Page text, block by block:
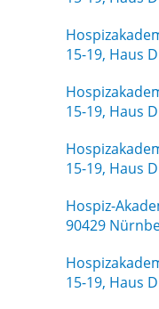
15-19, Haus
15-19, Haus
15-19, Haus
Hospiz-
90429
15-19, Haus